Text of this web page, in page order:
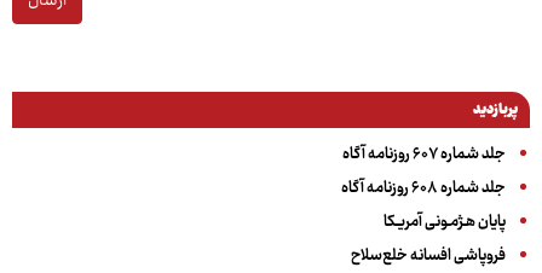
پربازدید
جلد شماره ۶۰۷ روزنامه آگاه
جلد شماره ۶۰۸ روزنامه آگاه
پایان هـژمـونی آمریـکا
فروپاشی افسانه خلع‌سلاح